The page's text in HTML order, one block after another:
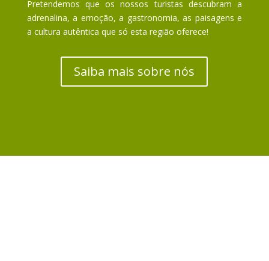
Pretendemos que os nossos turistas descubram a
adrenalina, a emoção, a gastronomia, as paisagens e
a cultura autêntica que só esta região oferece!
Saiba mais sobre nós